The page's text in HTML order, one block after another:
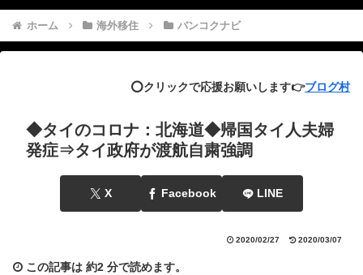
ホーム 海外移住 バンコクナビ
⭕️クリックで応援お願いします👉ブログ村
◆タイのコロナ：北海道◆帰国タイ人夫婦
発症⇒タイ政府が渡航自粛強調
X Facebook LINE
2020/02/27 2020/03/07
この記事は 約2 分で読めます。